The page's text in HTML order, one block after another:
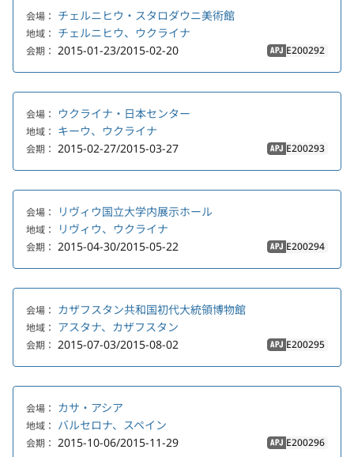
会場： チェルニヒウ・スタロダウニ美術館
地域： チェルニヒウ、ウクライナ
会期： 2015-01-23/2015-02-20 APJ E200292
会場： ウクライナ・日本センター
地域： キーウ、ウクライナ
会期： 2015-02-27/2015-03-27 APJ E200293
会場： リヴィウ国立大学内展示ホール
地域： リヴィウ、ウクライナ
会期： 2015-04-30/2015-05-22 APJ E200294
会場： カザフスタン共和国初代大統領博物館
地域： アスタナ、カザフスタン
会期： 2015-07-03/2015-08-02 APJ E200295
会場： カサ・アシア
地域： バルセロナ、スペイン
会期： 2015-10-06/2015-11-29 APJ E200296